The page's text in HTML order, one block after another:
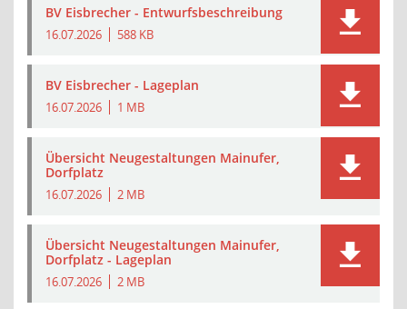
BV Eisbrecher - Entwurfsbeschreibung
16.07.2026 588 KB
BV Eisbrecher - Lageplan
16.07.2026 1 MB
Übersicht Neugestaltungen Mainufer,
Dorfplatz
16.07.2026 2 MB
Übersicht Neugestaltungen Mainufer,
Dorfplatz - Lageplan
16.07.2026 2 MB